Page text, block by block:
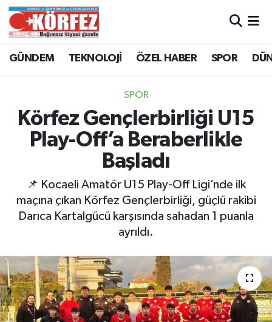
GÜNDEM TEKNOLOJİ ÖZEL HABER SPOR
SPOR
Körfez Gençlerbirliği U15
Play-Off’a Beraberlikle
Başladı
📌 Kocaeli Amatör U15 Play-Off Ligi’nde ilk
maçına çıkan Körfez Gençlerbirliği, güçlü rakibi
Darıca Kartalgücü karşısında sahadan 1 puanla
ayrıldı.
Trafik Durumu
Süper Lig Puan Durumu ve Fikstür
Tüm Manşetler
Son Dakika Haberleri
Haber Arşivi